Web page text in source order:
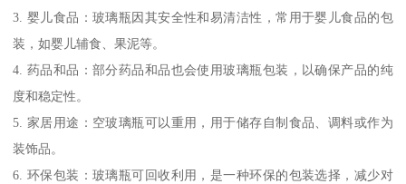
3. 婴儿食品：玻璃瓶因其安全性和易清洁性，常用于婴儿食品的包
装，如婴儿辅食、果泥等。
4. 药品和品：部分药品和品也会使用玻璃瓶包装，以确保产品的纯
度和稳定性。
5. 家居用途：空玻璃瓶可以重用，用于储存自制食品、调料或作为
装饰品。
6. 环保包装：玻璃瓶可回收利用，是一种环保的包装选择，减少对